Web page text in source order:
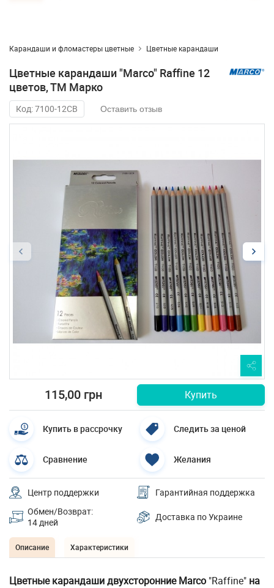
Карандаши и фломастеры цветные Цветные карандаши
Цветные карандаши "Marco" Raffine 12
цветов, ТМ Марко
Код: 7100-12CB Оставить отзыв
115,00 грн Купить
Купить в рассрочку Следить за ценой
Сравнение Желания
Центр поддержки
Гарантийная поддержка
Обмен/Возврат:
14 дней
Доставка по Украине
Описание Характеристики
Цветные карандаши двухсторонниеMarco "Raffine" на